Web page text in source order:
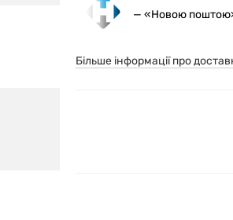
— «Новою поштою»
Більше інформації про